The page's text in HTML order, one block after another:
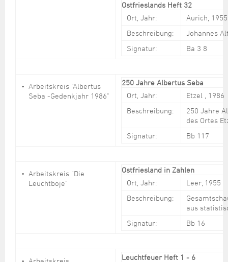
Ostfrieslands Heft 32
Ort, Jahr:
Aurich, 1955
Beschreibung:
Johannes
Signatur:
Ba 3 8
Arbeitskreis "Albertus
Seba -Gedenkjahr 1986"
250 Jahre Albertus Seba
Ort, Jahr:
Etzel , 1986
Beschreibung:
250 Jahre
des Ortes
Signatur:
Bb 117
Arbeitskreis "Die
Leuchtboje"
Ostfriesland in Zahlen
Ort, Jahr:
Leer, 1955
Beschreibung:
aus
Signatur:
Bb 16
Leuchtfeuer Heft 1 - 6